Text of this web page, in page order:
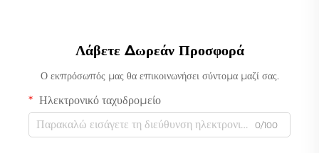
Λάβετε Δωρεάν Προσφορά
Ο εκπρόσωπός μας θα επικοινωνήσει σύντομα μαζί σας.
Ηλεκτρονικό ταχυδρομείο
0/100